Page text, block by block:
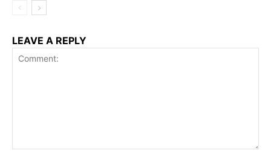
LEAVE A REPLY